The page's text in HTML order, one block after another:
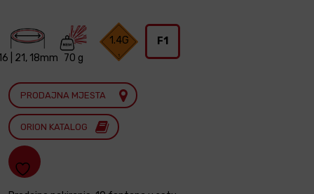
| 21, 18mm 70 g
1.4G F1
PRODAJNA MJESTA
ORION KATALOG